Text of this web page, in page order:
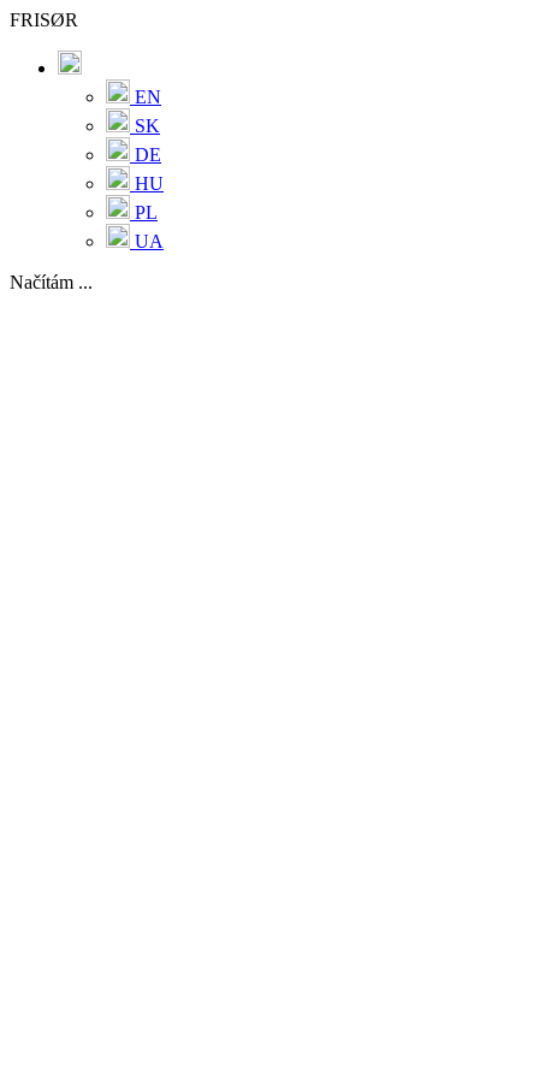
FRISØR
EN
SK
DE
HU
PL
UA
Načítám ...